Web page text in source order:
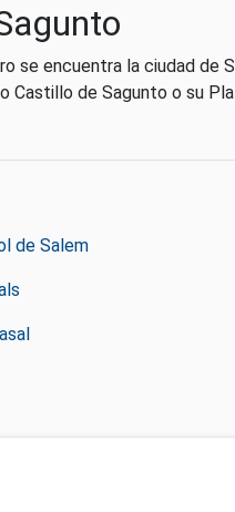
se encuentra la ciudad de
Castillo de Sagunto o su
de Salem